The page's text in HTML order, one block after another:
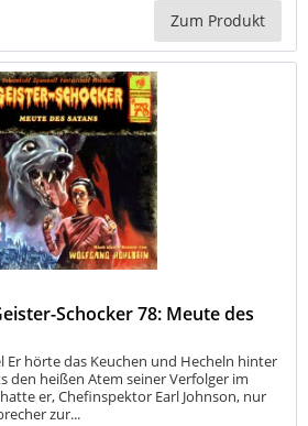
Zum Produkt
Schocker 78: Meute des
Er hörte das Keuchen und Hecheln hinter
den heißen Atem seiner Verfolger im
er, Chefinspektor Earl Johnson, nur
zur...